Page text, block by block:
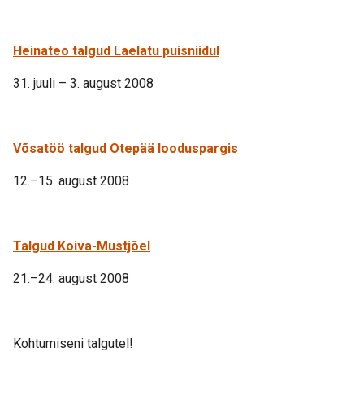
Heinateo talgud Laelatu puisniidul
31. juuli – 3. august 2008
Võsatöö talgud Otepää looduspargis
12.–15. august 2008
Talgud Koiva-Mustjõel
21.–24. august 2008
Kohtumiseni talgutel!